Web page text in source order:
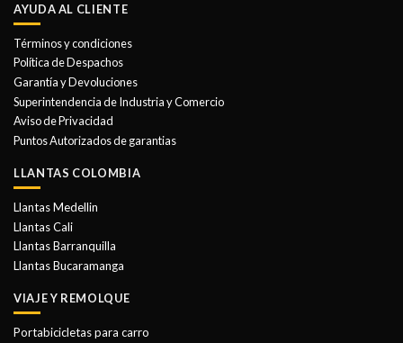
AYUDA AL CLIENTE
Términos y condiciones
Política de Despachos
Garantía y Devoluciones
Superintendencia de Industria y Comercio
Aviso de Privacidad
Puntos Autorizados de garantias
LLANTAS COLOMBIA
Llantas Medellin
Llantas Cali
Llantas Barranquilla
Llantas Bucaramanga
VIAJE Y REMOLQUE
Portabicicletas para carro